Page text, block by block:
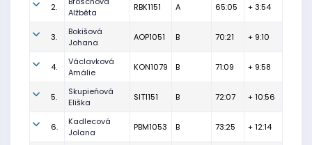
2.
Alžběta
RBK1151 A 65:05 + 3:54
3.
Bokišová
Johana
AOP1051 B 70:21 + 9:10
4.
Václavková
Amálie
KON1079 B 71:09 + 9:58
5.
Skupieńová
Eliška
SIT1151 B 72:07 + 10:56
6.
Kadlecová
Jolana
PBM1053 B 73:25 + 12:14